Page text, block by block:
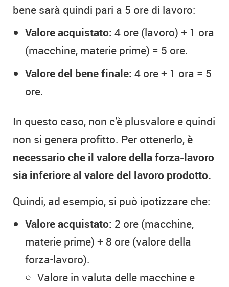
bene sarà quindi pari a 5 ore di lavoro:
Valore acquistato: 4 ore (lavoro) + 1 ora
(macchine, materie prime) = 5 ore.
Valore del bene finale: 4 ore + 1 ora = 5
ore.
In questo caso, non c’è plusvalore e quindi
non si genera profitto. Per ottenerlo,è
necessario che il valore della forza-lavoro
sia inferiore al valore del lavoro prodotto.
Quindi, ad esempio, si può ipotizzare che:
Valore acquistato: 2 ore (macchine,
materie prime) + 8 ore (valore della
forza-lavoro).
Valore in valuta delle macchine e